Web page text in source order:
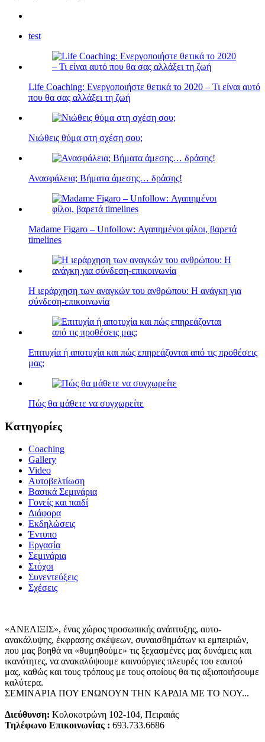
test
Life Coaching: Ενεργοποιήστε θετικά το 2020 – Τι είναι αυτό
που θα σας αλλάξει τη ζωή
Νιώθεις θύμα στη σχέση σου;
Ανασφάλεια; Βήματα άμεσης… δράσης!
Madame Figaro – Unfollow: Αγαπημένοι φίλοι, βαρετά
timelines
Η ιεράρχηση των αναγκών του ανθρώπου: Η ανάγκη για
σύνδεση-επικοινωνία
Επιτυχία ή αποτυχία και πώς επηρεάζονται από τις προθέσεις
μας;
Πώς θα μάθετε να συγχωρείτε
Κατηγορίες
Coaching
Gallery
Video
Αυτοβελτίωση
Βασικά Σεμινάρια
Γονείς και παιδί
Διάφορα
Εκδηλώσεις
Έντυπο
Εργασία
Σεμινάρια
Στόχοι
Συνεντεύξεις
Σχέσεις
«ΑΝΕΛΙΞΙΣ», ένας χώρος προσωπικής ανάπτυξης, αυτo-
ανακάλυψης, έκφρασης σκέψεων, συναισθημάτων κι εμπειριών,
που μας βοηθά να «θυμηθούμε» τις ξεχασμένες μας δυνάμεις και
ικανότητες, να ανακαλύψουμε καινούργιες πλευρές του εαυτού
μας, καθώς και τους τρόπους με τους οποίους θα τις αξιοποιήσουμε
καλύτερα.
ΣΕΜΙΝΑΡΙΑ ΠΟΥ ΕΝΩΝΟΥΝ ΤΗΝ ΚΑΡΔΙΑ ΜΕ ΤΟ ΝΟΥ...
Διεύθυνση: Κολοκοτρώνη 102-104, Πειραιάς
Τηλέφωνο Επικοινωνίας : 693.733.6686